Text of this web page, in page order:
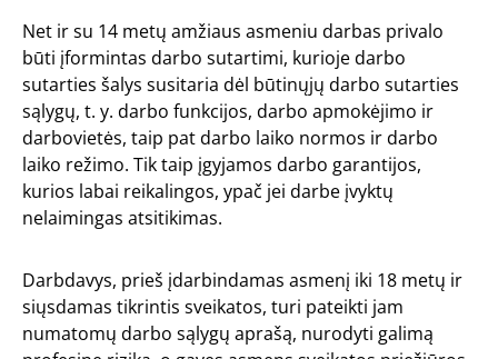
Net ir su 14 metų amžiaus asmeniu darbas privalo
būti įformintas darbo sutartimi, kurioje darbo
sutarties šalys susitaria dėl būtinųjų darbo sutarties
sąlygų, t. y. darbo funkcijos, darbo apmokėjimo ir
darbovietės, taip pat darbo laiko normos ir darbo
laiko režimo. Tik taip įgyjamos darbo garantijos,
kurios labai reikalingos, ypač jei darbe įvyktų
nelaimingas atsitikimas.
Darbdavys, prieš įdarbindamas asmenį iki 18 metų ir
siųsdamas tikrintis sveikatos, turi pateikti jam
numatomų darbo sąlygų aprašą, nurodyti galimą